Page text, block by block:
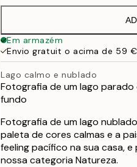
Em armazém
Envio gratuit o acima de 59 €
Lago calmo e nublado
Fotografia de um lago
fundo
Fotografia de um lago
paleta de cores calmas e a
feeling pacífico na sua casa,
nossa categoria Natureza.